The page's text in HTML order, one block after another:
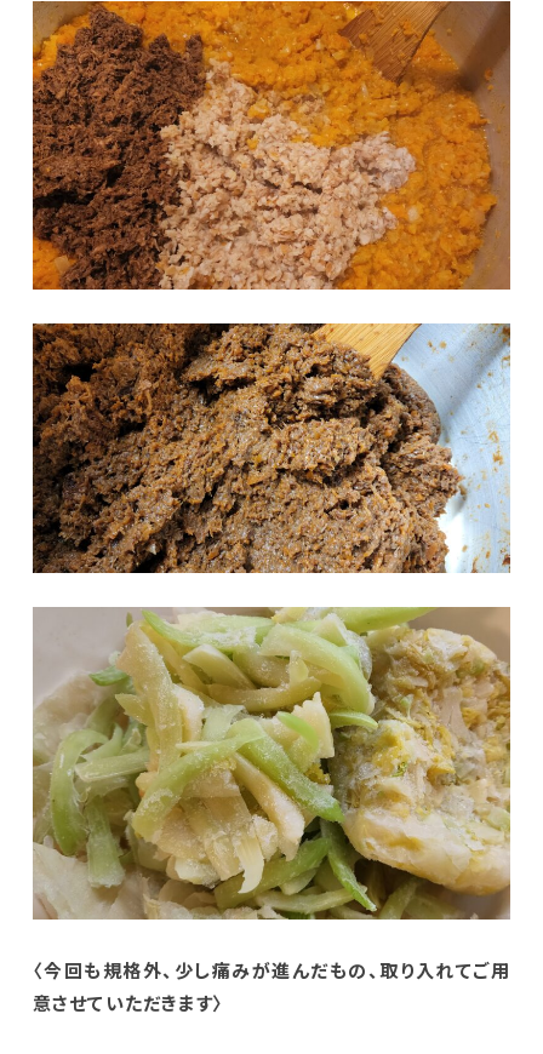
〈今回も規格外、少し痛みが進んだもの、取り入れてご用
意させていただきます〉